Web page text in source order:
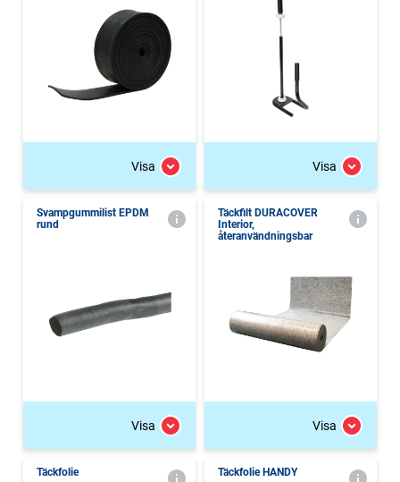
Visa Visa
Svampgummilist EPDM
rund
Visa
Täckfilt DURACOVER
Interior,
återanvändningsbar
Visa
Täckfolie Täckfolie HANDY